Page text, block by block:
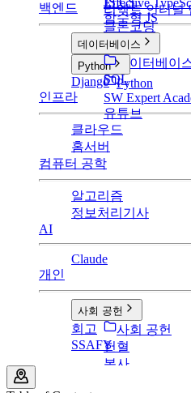
함수형 JS
Effective
리액트 인터널
클론코딩
백엔드
데이터베이스
데이터베이
SQL
Python
Python
SW Expert
유튜브
Django
인프라
클라우드
홈서버
컴퓨터 공학
알고리즘
정보처리기사
AI
Claude
개인
사회 공헌
사회 공헌
헌혈
봉사
회고
SSAFY